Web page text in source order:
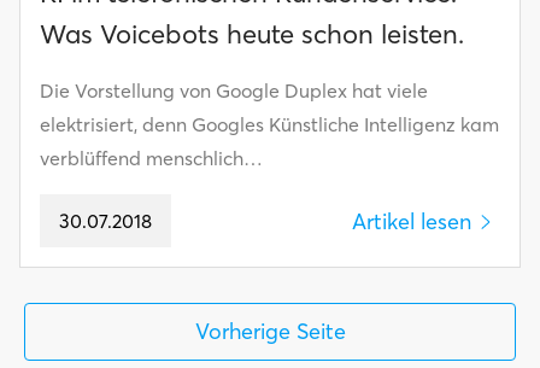
Was Voicebots heute schon leisten.
Die Vorstellung von Google Duplex hat viele
elektrisiert, denn Googles Künstliche Intelligenz kam
verblüffend menschlich…
30.07.2018 Artikel lesen
Vorherige Seite